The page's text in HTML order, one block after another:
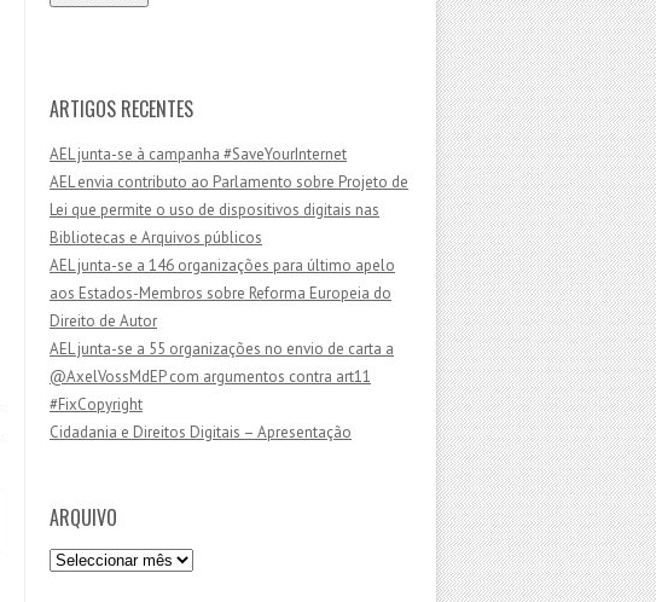
ç
d
e
e
m
a
i
l
ARTIGOS RECENTES
AEL junta-se à campanha #SaveYourInternet
AEL envia contributo ao Parlamento sobre Projeto de
Lei que permite o uso de dispositivos digitais nas
Bibliotecas e Arquivos públicos
AEL junta-se a 146 organizações para último apelo
aos Estados-Membros sobre Reforma Europeia do
Direito de Autor
AEL junta-se a 55 organizações no envio de carta a
@AxelVossMdEP com argumentos contra art11
#FixCopyright
Cidadania e Direitos Digitais – Apresentação
ARQUIVO
Arquivo